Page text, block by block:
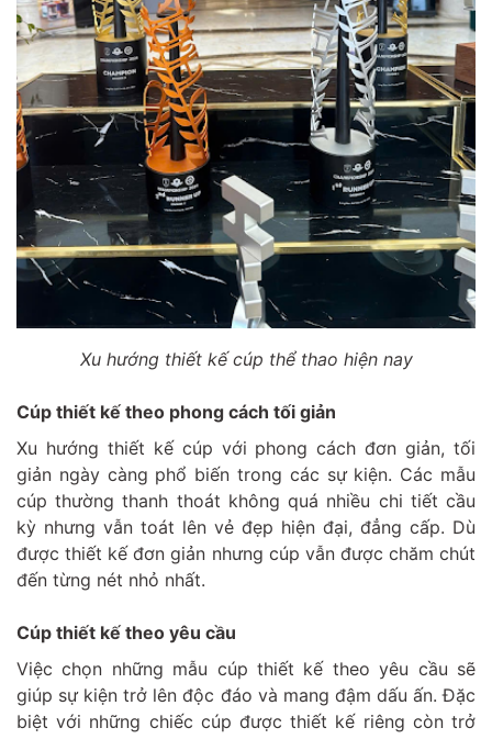
Xu hướng thiết kế cúp thể thao hiện nay
Cúp thiết kế theo phong cách tối giản
Xu hướng thiết kế cúp với phong cách đơn giản, tối
giản ngày càng phổ biến trong các sự kiện. Các mẫu
cúp thường thanh thoát không quá nhiều chi tiết cầu
kỳ nhưng vẫn toát lên vẻ đẹp hiện đại, đẳng cấp. Dù
được thiết kế đơn giản nhưng cúp vẫn được chăm chút
đến từng nét nhỏ nhất.
Cúp thiết kế theo yêu cầu
Việc chọn những mẫu cúp thiết kế theo yêu cầu sẽ
giúp sự kiện trở lên độc đáo và mang đậm dấu ấn. Đặc
biệt với những chiếc cúp được thiết kế riêng còn trở